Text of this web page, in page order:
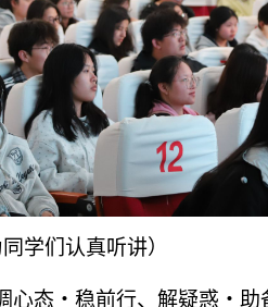
同学们认真听讲）
态・稳前行、解疑惑・